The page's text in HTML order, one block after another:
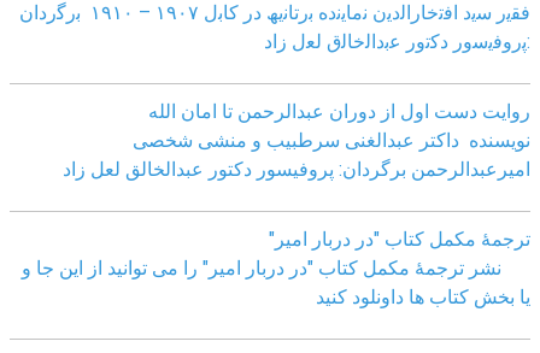
ﻓﻘﯾر ﺳﯾد اﻓﺗﺧﺎراﻟدﯾن ﻧﻣﺎﯾﻧده ﺑرﺗﺎﻧﯾﮫ در ﮐﺎﺑل ١٩٠٧ – ١٩١٠ ﺑرﮔردان
:ﭘروﻓﯾﺳور دﮐﺗور ﻋﺑداﻟﺧﺎﻟق ﻟﻌل زاد
روایت دست اول از دوران عبدالرحمن تا امان الله
نویسنده داکتر عبدالغنی سرطبیب و منشی شخصی
امیرعبدالرحمن برگردان: پروفیسور دکتور عبدالخالق لعل زاد
ترجمۀ مکمل کتاب "در دربار امیر"
نشر ترجمۀ مکمل کتاب "در دربار امیر" را می توانید از این جا و
یا بخش کتاب ها داونلود کنید